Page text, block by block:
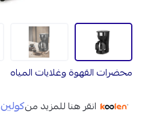
محضرات القهوة وغلايات المياه
انقر هنا للمزيد منكولين